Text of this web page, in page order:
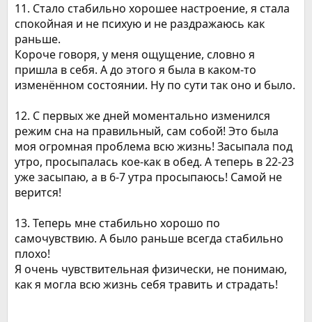
11. Стало стабильно хорошее настроение, я стала
спокойная и не психую и не раздражаюсь как
раньше.
Короче говоря, у меня ощущение, словно я
пришла в себя. А до этого я была в каком-то
изменённом состоянии. Ну по сути так оно и было.
12. С первых же дней моментально изменился
режим сна на правильный, сам собой! Это была
моя огромная проблема всю жизнь! Засыпала под
утро, просыпалась кое-как в обед. А теперь в 22-23
уже засыпаю, а в 6-7 утра просыпаюсь! Самой не
верится!
13. Теперь мне стабильно хорошо по
самочувствию. А было раньше всегда стабильно
плохо!
Я очень чувствительная физически, не понимаю,
как я могла всю жизнь себя травить и страдать!